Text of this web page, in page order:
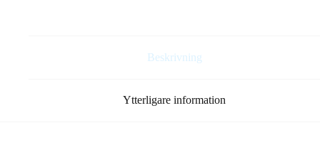
Beskrivning
Ytterligare information